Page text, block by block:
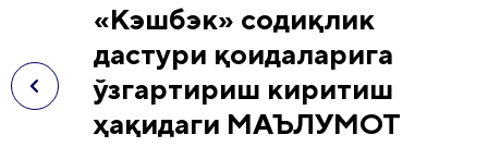
«Кэшбэк» содиқлик
дастури қоидаларига
ўзгартириш киритиш
ҳақидаги МАЪЛУМОТ